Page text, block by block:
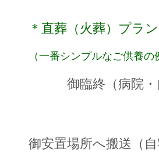
＊直葬（火葬）プラ
（一番シンプルなご供養の
御臨終（病院・
御安置場所へ搬送（